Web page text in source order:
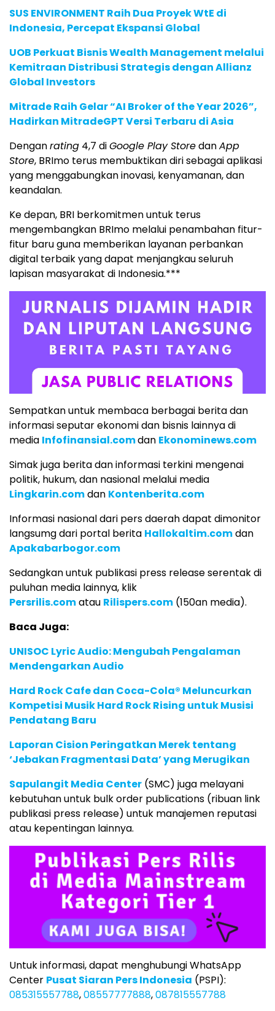
SUS ENVIRONMENT Raih Dua Proyek WtE di
Indonesia, Percepat Ekspansi Global
UOB Perkuat Bisnis Wealth Management melalui
Kemitraan Distribusi Strategis dengan Allianz
Global Investors
Mitrade Raih Gelar “AI Broker of the Year 2026”,
Hadirkan MitradeGPT Versi Terbaru di Asia
Denganrating 4,7 diGoogle Play StoredanApp
Store, BRImo terus membuktikan diri sebagai aplikasi
yang menggabungkan inovasi, kenyamanan, dan
keandalan.
Ke depan, BRI berkomitmen untuk terus
mengembangkan BRImo melalui penambahan fitur-
fitur baru guna memberikan layanan perbankan
digital terbaik yang dapat menjangkau seluruh
lapisan masyarakat di Indonesia.***
Sempatkan untuk membaca berbagai berita dan
informasi seputar ekonomi dan bisnis lainnya di
media Infofinansial.comdan Ekonominews.com
Simak juga berita dan informasi terkini mengenai
politik, hukum, dan nasional melalui media
Lingkarin.comdan Kontenberita.com
Informasi nasional dari pers daerah dapat dimonitor
langsumg dari portal berita Hallokaltim.comdan
Apakabarbogor.com
Sedangkan untuk publikasi press release serentak di
puluhan media lainnya, klik
Persrilis.comatau Rilispers.com (150an media).
Baca Juga:
UNISOC Lyric Audio: Mengubah Pengalaman
Mendengarkan Audio
Hard Rock Cafe dan Coca-Cola® Meluncurkan
Kompetisi Musik Hard Rock Rising untuk Musisi
Pendatang Baru
Laporan Cision Peringatkan Merek tentang
‘Jebakan Fragmentasi Data’ yang Merugikan
Sapulangit Media Center (SMC) juga melayani
kebutuhan untuk bulk order publications (ribuan link
publikasi press release) untuk manajemen reputasi
atau kepentingan lainnya.
Untuk informasi, dapat menghubungi WhatsApp
Center Pusat Siaran Pers Indonesia (PSPI):
085315557788,08557777888,087815557788